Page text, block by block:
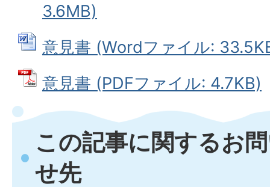
3.6MB)
意見書 (Wordファイル:
意見書 (PDFファイル: 4.7KB)
この記事に関するお
せ先